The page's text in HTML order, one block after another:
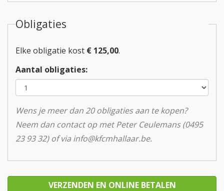
Obligaties
Elke obligatie kost € 125,00.
Aantal obligaties:
Wens je meer dan 20 obligaties aan te kopen?
Neem dan contact op met Peter Ceulemans (0495
23 93 32) of via info@kfcmhallaar.be.
VERZENDEN EN ONLINE BETALEN